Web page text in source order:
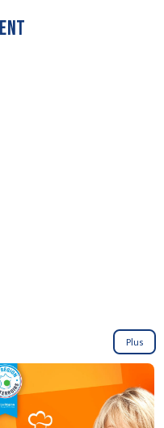
Plus